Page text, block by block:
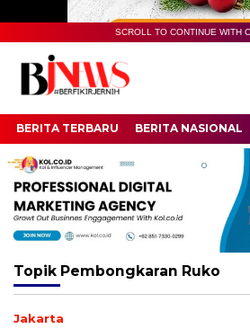
SCROLL TO CONTINUE WITH
BERITA TERBARU BERITA NASIONAL
Topik Pembongkaran Ruko
Jakarta